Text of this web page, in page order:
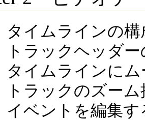
イムラインの構
ラックヘッダー
イムラインにム
ラックのズーム
ベントを編集す